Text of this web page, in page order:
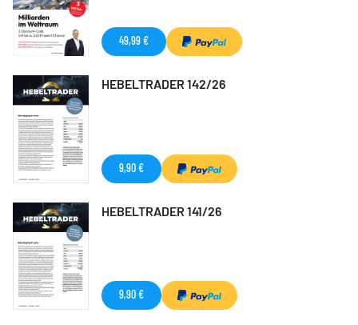
49,99 €
HEBELTRADER 142/26
9,90 €
HEBELTRADER 141/26
9,90 €